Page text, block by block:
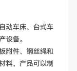
动车床、台式车
设备。
附件、钢丝绳和
料，产品可以制